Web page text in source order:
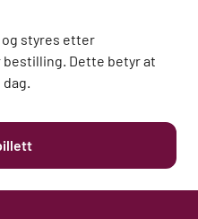
og styres etter
Dette betyr at